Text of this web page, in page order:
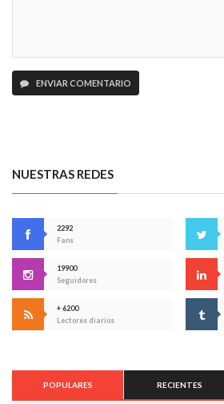
ENVIAR COMENTARIO
NUESTRAS REDES
2292
Fans
19900
Seguidores
+ 6200
Lectores diarios
POPULARES RECIENTES